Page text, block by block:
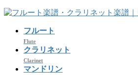
コ
ナ
フルート
Flute
クラリネット
Clarinet
マンドリン